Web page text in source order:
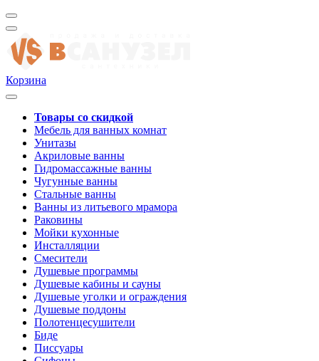
Корзина
Товары со скидкой
Мебель для ванных комнат
Унитазы
Акриловые ванны
Гидромассажные ванны
Чугунные ванны
Стальные ванны
Ванны из литьевого мрамора
Раковины
Мойки кухонные
Инсталляции
Смесители
Душевые программы
Душевые кабины и сауны
Душевые уголки и ограждения
Душевые поддоны
Полотенцесушители
Биде
Писсуары